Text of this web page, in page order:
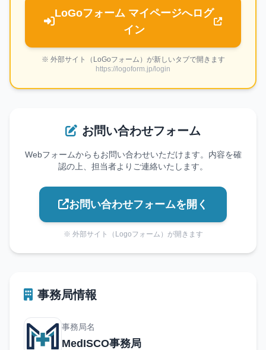
LoGoフォーム マイページへログ
イン
※ 外部サイト（LoGoフォーム）が新しいタブで開きます
https://logoform.jp/login
お問い合わせフォーム
Webフォームからもお問い合わせいただけます。内容を確
認の上、担当者よりご連絡いたします。
お問い合わせフォームを開く
※ 外部サイト（Logoフォーム）が開きます
事務局情報
事務局名
MedISCO事務局